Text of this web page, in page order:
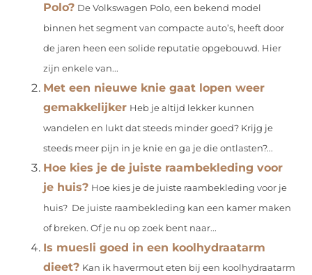
Polo? De Volkswagen Polo, een bekend model
binnen het segment van compacte auto’s, heeft door
de jaren heen een solide reputatie opgebouwd. Hier
zijn enkele van...
Met een nieuwe knie gaat lopen weer
gemakkelijker Heb je altijd lekker kunnen
wandelen en lukt dat steeds minder goed? Krijg je
steeds meer pijn in je knie en ga je die ontlasten?...
Hoe kies je de juiste raambekleding voor
je huis? Hoe kies je de juiste raambekleding voor je
huis? De juiste raambekleding kan een kamer maken
of breken. Of je nu op zoek bent naar...
Is muesli goed in een koolhydraatarm
dieet? Kan ik havermout eten bij een koolhydraatarm